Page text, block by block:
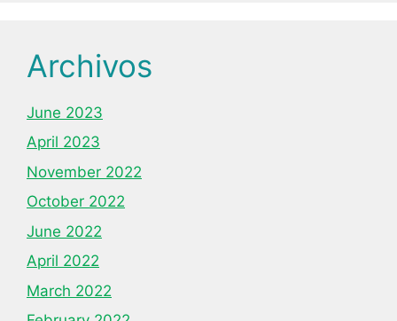
Archivos
June 2023
April 2023
November 2022
October 2022
June 2022
April 2022
March 2022